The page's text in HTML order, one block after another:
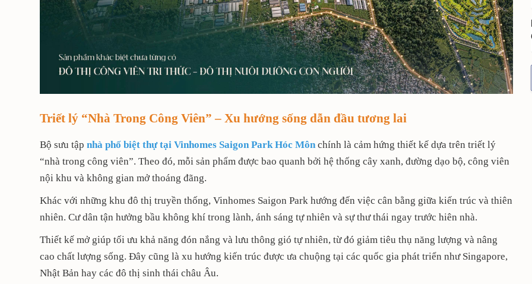
Triết lý “Nhà Trong Công Viên” – Xu hướng sống dẫn đầu tương lai
Bộ sưu tập nhà phố biệt thự tại Vinhomes Saigon Park Hóc Môn chính là cảm hứng thiết kế dựa trên triết lý
“nhà trong công viên”. Theo đó, mỗi sản phẩm được bao quanh bởi hệ thống cây xanh, đường dạo bộ, công viên
nội khu và không gian mở thoáng đãng.
Khác với những khu đô thị truyền thống, Vinhomes Saigon Park hướng đến việc cân bằng giữa kiến trúc và thiên
nhiên. Cư dân tận hưởng bầu không khí trong lành, ánh sáng tự nhiên và sự thư thái ngay trước hiên nhà.
Thiết kế mở giúp tối ưu khả năng đón nắng và lưu thông gió tự nhiên, từ đó giảm tiêu thụ năng lượng và nâng
cao chất lượng sống. Đây cũng là xu hướng kiến trúc được ưa chuộng tại các quốc gia phát triển như Singapore,
Nhật Bản hay các đô thị sinh thái châu Âu.